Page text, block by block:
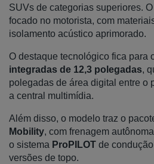
SUVs de categorias superiores.
focado no motorista, com
isolamento acústico aprimorado.
O destaque tecnológico fica para
integradas de 12,3 polegadas,
polegadas de área digital entre o
a central multimídia.
Além disso, o modelo traz o
Mobility, com frenagem
o sistema ProPILOT de
versões de topo.